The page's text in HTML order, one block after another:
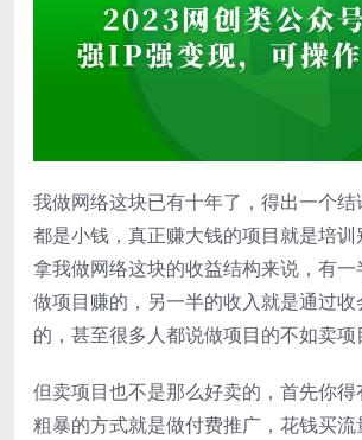
我做网络这块已有十年了，得出一个
都是小钱，真正赚大钱的项目就是培
拿我做网络这块的收益结构来说，有
做项目赚的，另一半的收入就是通过
的，甚至很多人都说做项目的不如卖项
但卖项目也不是那么好卖的，首先你
粗暴的方式就是做付费推广，花钱买